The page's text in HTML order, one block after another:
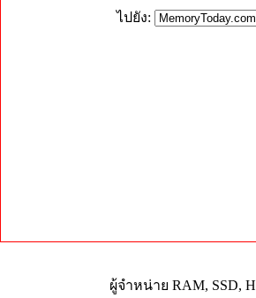
ไปยัง:
ผู้จำหน่าย RAM, SSD,